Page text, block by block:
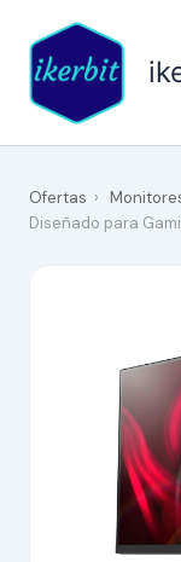
contenido
Ofertas ›
Diseñado para